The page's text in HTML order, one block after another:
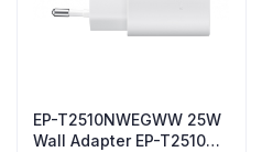
EP-T2510NWEGWW 25W
Wall Adapter EP-T2510N